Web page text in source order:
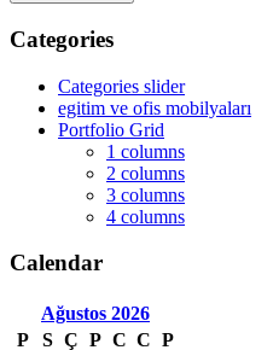
Categories
Categories slider
egitim ve ofis mobilyaları
Portfolio Grid
1 columns
2 columns
3 columns
4 columns
Calendar
Ağustos 2026
P
S Ç P C C P